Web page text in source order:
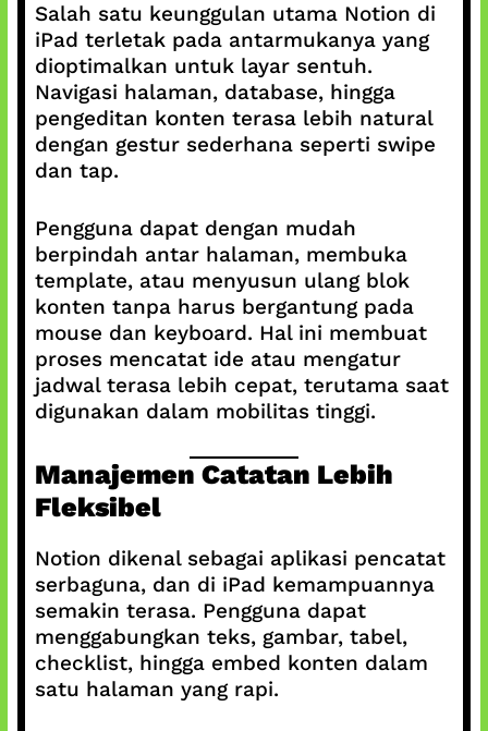
Salah satu keunggulan utama Notion di
iPad terletak pada antarmukanya yang
dioptimalkan untuk layar sentuh.
Navigasi halaman, database, hingga
pengeditan konten terasa lebih natural
dengan gestur sederhana seperti swipe
dan tap.
Pengguna dapat dengan mudah
berpindah antar halaman, membuka
template, atau menyusun ulang blok
konten tanpa harus bergantung pada
mouse dan keyboard. Hal ini membuat
proses mencatat ide atau mengatur
jadwal terasa lebih cepat, terutama saat
digunakan dalam mobilitas tinggi.
Manajemen Catatan Lebih
Fleksibel
Notion dikenal sebagai aplikasi pencatat
serbaguna, dan di iPad kemampuannya
semakin terasa. Pengguna dapat
menggabungkan teks, gambar, tabel,
checklist, hingga embed konten dalam
satu halaman yang rapi.